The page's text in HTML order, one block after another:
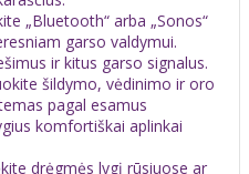
„Bluetooth“ arba „Sonos“
garso valdymui.
ir kitus garso signalus.
šildymo, vėdinimo ir oro
pagal esamus
komfortiškai aplinkai
drėgmės lygį rūsiuose ar